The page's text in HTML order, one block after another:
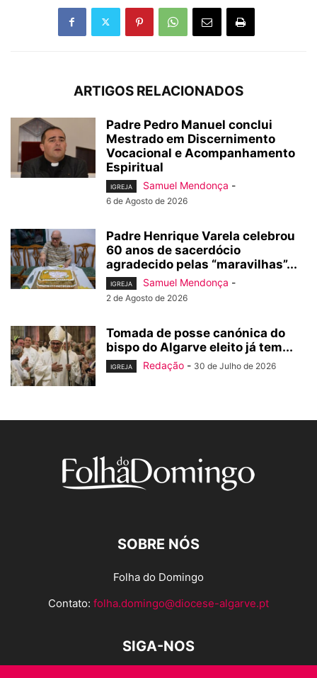
ARTIGOS RELACIONADOS
Padre Pedro Manuel conclui
Mestrado em Discernimento
Vocacional e Acompanhamento
Espiritual
IGREJA Samuel Mendonça -
6 de Agosto de 2026
Padre Henrique Varela celebrou
60 anos de sacerdócio
agradecido pelas “maravilhas”...
IGREJA Samuel Mendonça -
2 de Agosto de 2026
Tomada de posse canónica do
bispo do Algarve eleito já tem...
IGREJA Redação - 30 de Julho de 2026
SOBRE NÓS
Folha do Domingo
Contato: folha.domingo@diocese-algarve.pt
SIGA-NOS